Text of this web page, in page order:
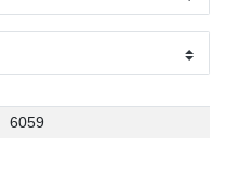
6059